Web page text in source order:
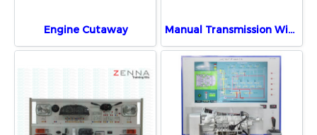
Engine Cutaway Manual Transmission With Motor Demonstration Unit